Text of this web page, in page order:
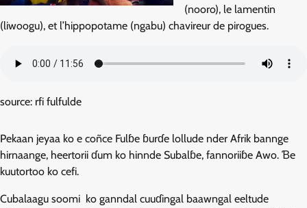
(nooro), le lamentin
(liwoogu), et l’hippopotame (ngabu) chavireur de pirogues.
source: rfi fulfulde
Pekaan jeyaa ko e coñce Fulɓe ɓurɗe lollude nder Afrik bannge
hirnaange, heertorii ɗum ko hinnde Subalɓe, fannoriiɓe Awo. Ɓe
kuutortoo ko cefi.
Cubalaagu soomi ko ganndal cuuɗingal baawngal eeltude